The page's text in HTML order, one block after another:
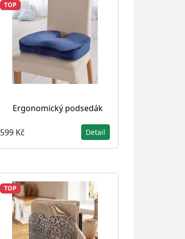
TOP
Ergonomický podsedák
599 Kč Detail
TOP